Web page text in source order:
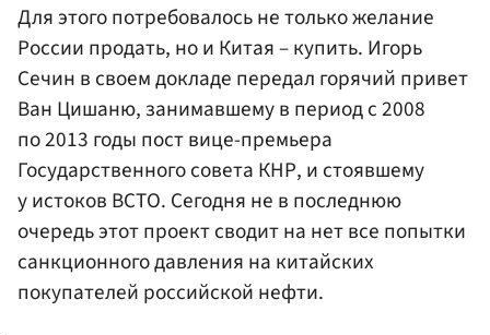
Для этого потребовалось не только желание
России продать, но и Китая – купить. Игорь
Сечин в своем докладе передал горячий привет
Ван Цишаню, занимавшему в период с 2008
по 2013 годы пост вице-премьера
Государственного совета КНР, и стоявшему
у истоков ВСТО. Сегодня не в последнюю
очередь этот проект сводит на нет все попытки
санкционного давления на китайских
покупателей российской нефти.